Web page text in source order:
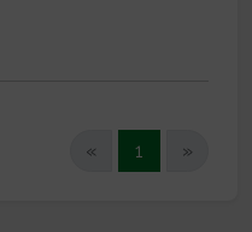
«
1 (current)
»